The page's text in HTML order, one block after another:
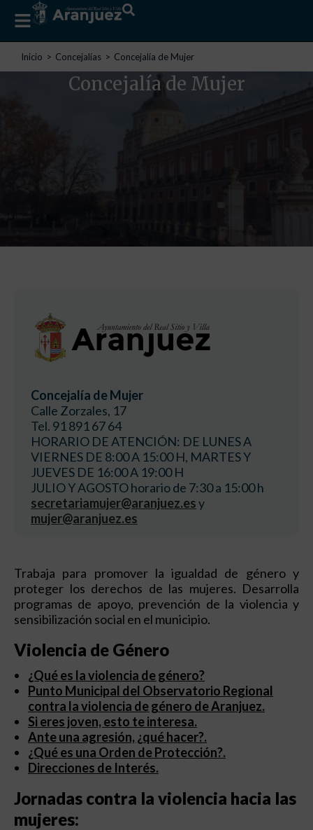
Estás aquí:
Inicio Concejalías Concejalía de Mujer
Concejalía de Mujer
Concejalía de Mujer
Calle Zorzales, 17
Tel. 91 891 67 64
HORARIO DE ATENCIÓN: DE LUNES A
VIERNES DE 8:00 A 15:00 H, MARTES Y
JUEVES DE 16:00 A 19:00 H
JULIO Y AGOSTO horario de 7:30 a 15:00 h
secretariamujer@aranjuez.esy
mujer@aranjuez.es
Trabaja para promover la igualdad de género y
proteger los derechos de las mujeres. Desarrolla
programas de apoyo, prevención de la violencia y
sensibilización social en el municipio.
Violencia de Género
¿Qué es la violencia de género?
Punto Municipal del Observatorio Regional
contra la violencia de género de Aranjuez.
Si eres joven, esto te interesa.
Ante una agresión, ¿qué hacer?.
¿Qué es una Orden de Protección?.
Direcciones de Interés.
Jornadas contra la violencia hacia las
mujeres: